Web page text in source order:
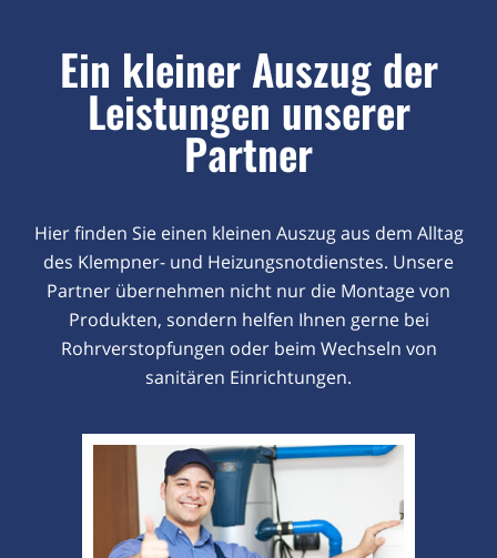
Ein kleiner Auszug der
Leistungen unserer
Partner
Hier finden Sie einen kleinen Auszug aus dem Alltag
des Klempner- und Heizungsnotdienstes. Unsere
Partner übernehmen nicht nur die Montage von
Produkten, sondern helfen Ihnen gerne bei
Rohrverstopfungen oder beim Wechseln von
sanitären Einrichtungen.